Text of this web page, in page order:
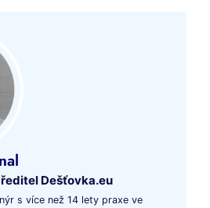
Dešťovka.eu
s více než 14 lety praxe ve